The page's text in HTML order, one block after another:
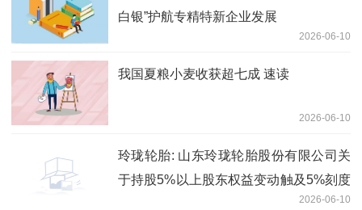
白银”护航专精特新企业发展
2026-06-10
我国夏粮小麦收获超七成 速读
2026-06-10
玲珑轮胎: 山东玲珑轮胎股份有限公司关
于持股5%以上股东权益变动触及5%刻度
2026-06-10